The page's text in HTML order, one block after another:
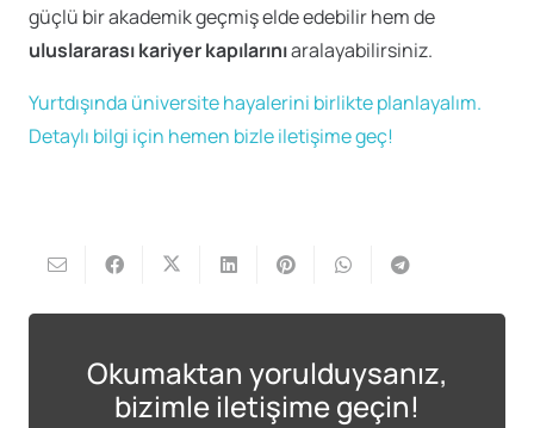
güçlü bir akademik geçmiş elde edebilir hem de
uluslararası kariyer kapılarınıaralayabilirsiniz.
Yurtdışında üniversite hayalerini birlikte planlayalım.
Detaylı bilgi için hemen bizle iletişime geç!
Okumaktan yorulduysanız,
bizimle iletişime geçin!